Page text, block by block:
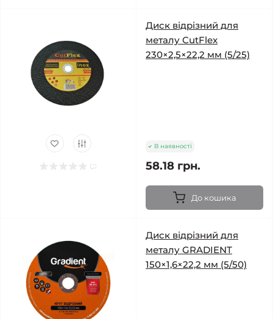
Диск відрізний для
металу CutFlex
230×2,5×22,2 мм (5/25)
В наявності
58.18 грн.
До кошика
Диск відрізний для
металу GRADIENT
150×1,6×22,2 мм (5/50)